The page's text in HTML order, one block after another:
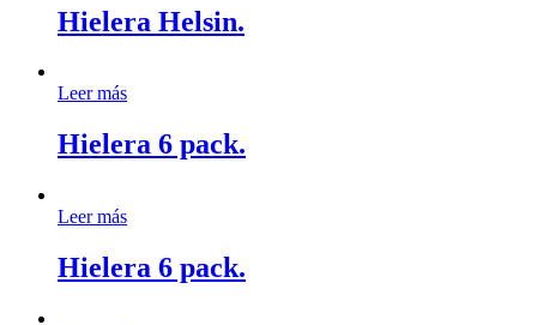
Hielera Helsin.
Leer más
Hielera 6 pack.
Leer más
Hielera 6 pack.